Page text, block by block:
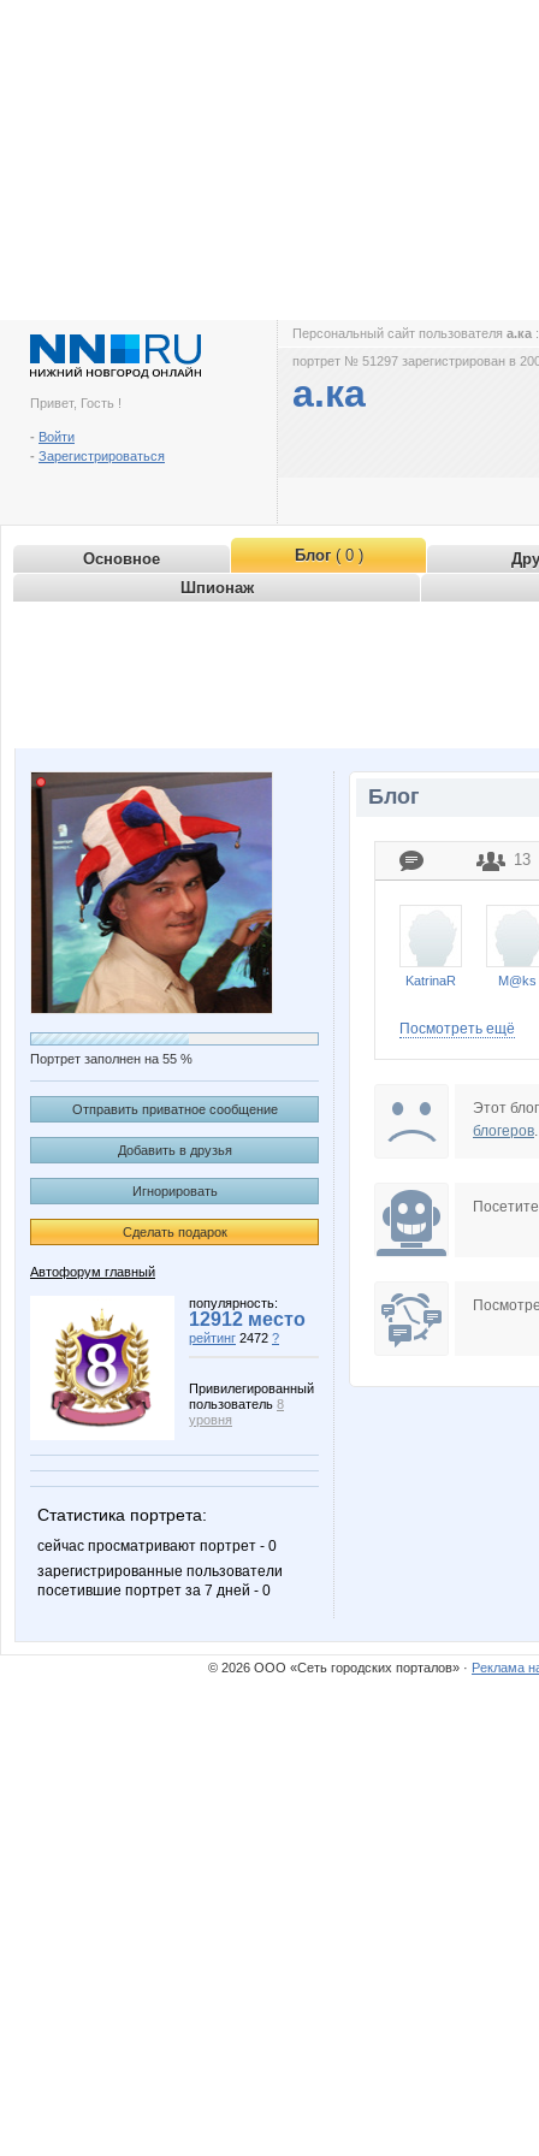
Привет, Гость !
- Войти
- Зарегистрироваться
Персональный сайт пользователя а.ка
портрет № 51297 зарегистрирован в
а.ка
Основное Блог( 0 )
Шпионаж
Портрет заполнен на 55 %
Отправить приватное сообщение
Добавить в друзья
Игнорировать
Сделать подарок
Автофорум главный
популярность:
12912 место
рейтинг 2472 ?
Привилегированный
пользователь 8
уровня
Статистика портрета:
сейчас просматривают портрет - 0
зарегистрированные пользователи
посетившие портрет за 7 дней - 0
Блог
13
KatrinaR M@ks
Посмотреть ещё
Этот
блогеров.
© 2026 ООО «Сеть городских порталов» · Реклама